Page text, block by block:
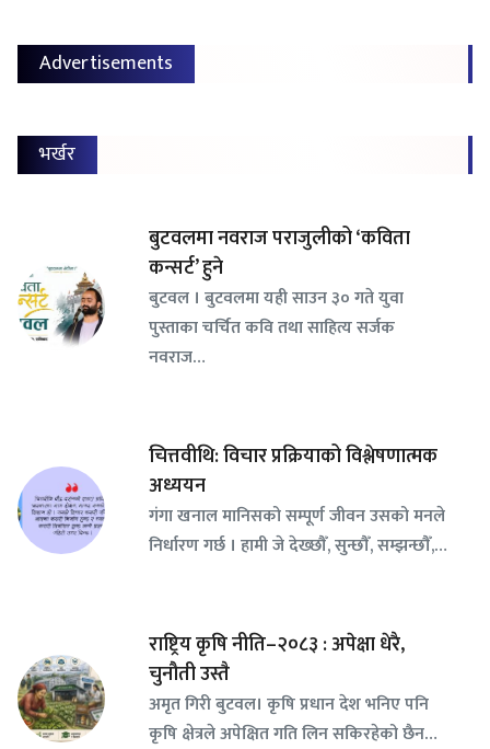
Advertisements
भर्खर
बुटवलमा नवराज पराजुलीको ‘कविता
कन्सर्ट’ हुने
बुटवल । बुटवलमा यही साउन ३० गते युवा
पुस्ताका चर्चित कवि तथा साहित्य सर्जक
नवराज…
चित्तवीथि: विचार प्रक्रियाको विश्लेषणात्मक
अध्ययन
गंगा खनाल मानिसको सम्पूर्ण जीवन उसको मनले
निर्धारण गर्छ । हामी जे देख्छौँ, सुन्छौँ, सम्झन्छौँ,…
राष्ट्रिय कृषि नीति–२०८३ : अपेक्षा धेरै,
चुनौती उस्तै
अमृत गिरी बुटवल। कृषि प्रधान देश भनिए पनि
कृषि क्षेत्रले अपेक्षित गति लिन सकिरहेको छैन…